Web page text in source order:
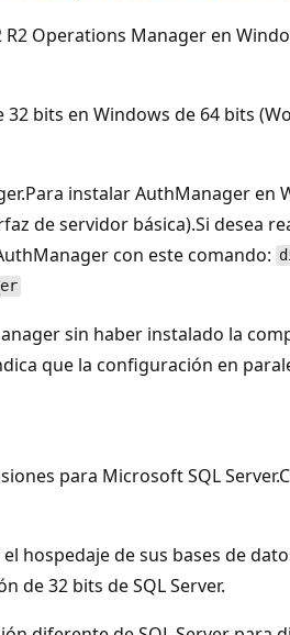
Operations Manager en
bits en Windows de 64 bits
instalar AuthManager en
de servidor básica).Si desea
con este comando:
sin haber instalado la
que la configuración en
para Microsoft SQL
hospedaje de sus bases de
de 32 bits de SQL Server.